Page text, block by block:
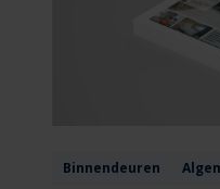
Binnendeuren